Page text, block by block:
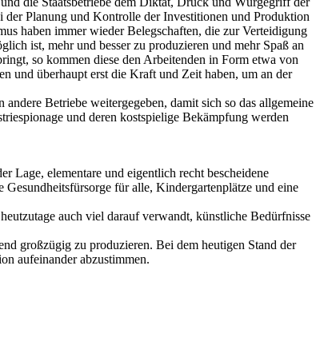
der Planung und Kontrolle der Investitionen und Produktion
haben immer wieder Belegschaften, die zur Verteidigung
ist, mehr und besser zu produzieren und mehr Spaß an
so kommen diese den Arbeitenden in Form etwa von
und überhaupt erst die Kraft und Zeit haben, um an der
Betriebe weitergegeben, damit sich so das allgemeine
und deren kostspielige Bekämpfung werden
Lage, elementare und eigentlich recht bescheidene
für alle, Kindergartenplätze und eine
auch viel darauf verwandt, künstliche Bedürfnisse
großzügig zu produzieren. Bei dem heutigen Stand der
aufeinander abzustimmen.